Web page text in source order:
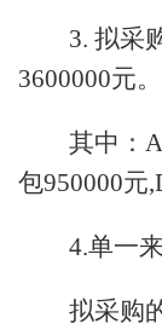
3. 拟采
3600000元。
其中：
包950000元
4.单一
拟采购